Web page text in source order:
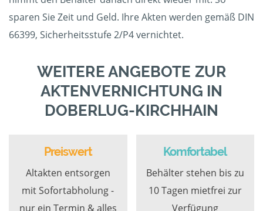
sparen Sie Zeit und Geld. Ihre Akten werden gemäß DIN
66399, Sicherheitsstufe 2/P4 vernichtet.
WEITERE ANGEBOTE ZUR
AKTENVERNICHTUNG IN
DOBERLUG-KIRCHHAIN
Preiswert
Altakten entsorgen
mit Sofortabholung -
nur ein Termin & alles
Komfortabel
Behälter stehen bis zu
10 Tagen mietfrei zur
Verfügung